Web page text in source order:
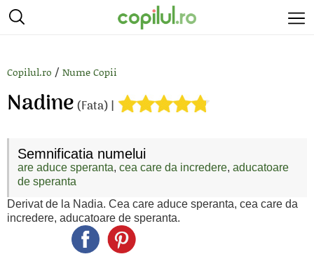
Copilul.ro / Nume Copii
Nadine(Fata) |
Semnificatia numelui
are aduce speranta, cea care da incredere, aducatoare
de speranta
Derivat de la Nadia. Cea care aduce speranta, cea care da
incredere, aducatoare de speranta.